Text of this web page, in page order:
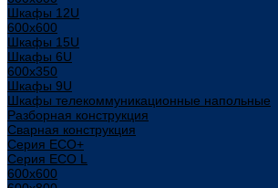
Шкафы 12U
600x600
Шкафы 15U
Шкафы 6U
600x350
Шкафы 9U
Шкафы телекоммуникационные напольные
Разборная конструкция
Сварная конструкция
Серия ECO+
Серия ECO L
600x600